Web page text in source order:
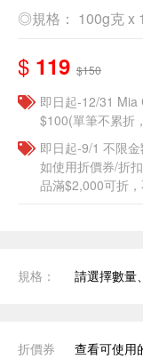
◎規格： 100g克 x
$ 119 $150
即日起-12/31 Mia
$100(單筆不累折
即日起-9/1 不限
如使用折價券/折
品滿$2,000可折
規格： 請選擇數量
折價券 查看可使用